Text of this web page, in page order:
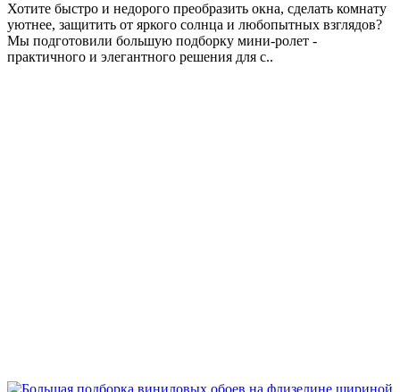
Хотите быстро и недорого преобразить окна, сделать комнату
уютнее, защитить от яркого солнца и любопытных взглядов?
Мы подготовили большую подборку мини-ролет -
практичного и элегантного решения для с..